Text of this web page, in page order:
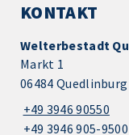
KONTAKT
Welterbestadt
Markt 1
06484 Quedlinburg
+49 3946 90550
+49 3946 905-9500